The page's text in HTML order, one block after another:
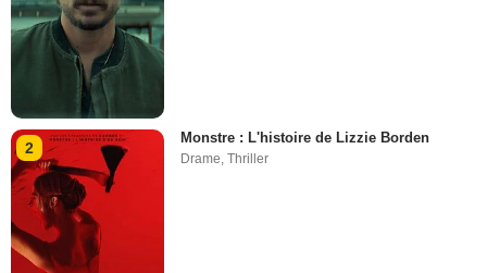
2
Monstre : L'histoire de Lizzie Borden
Drame,Thriller